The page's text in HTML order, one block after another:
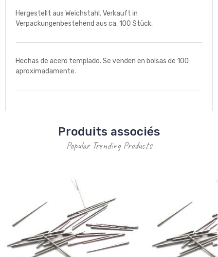
Hergestellt aus Weichstahl. Verkauft in
Verpackungenbestehend aus ca. 100 Stück.
Hechas de acero templado. Se venden en bolsas de 100
aproximadamente.
Produits associés
Popular Trending Products